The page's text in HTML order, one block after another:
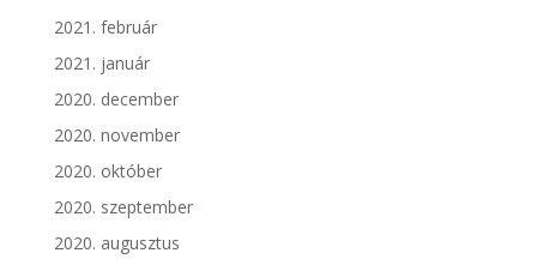
2021. február
2021. január
2020. december
2020. november
2020. október
2020. szeptember
2020. augusztus